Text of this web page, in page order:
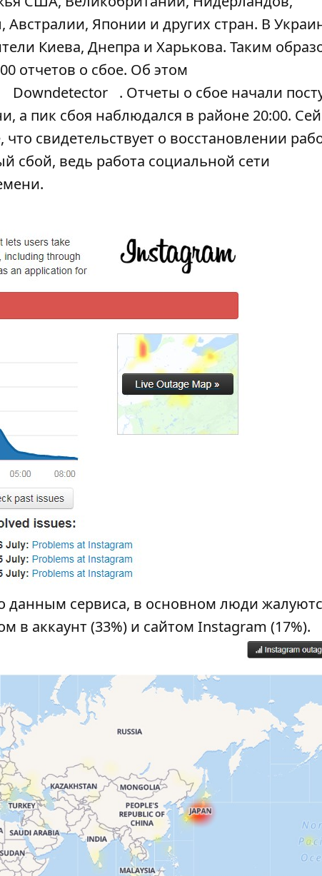
Японии и других стран. В
Киева, Днепра и Харькова. Таким
отчетов о сбое. Об этом
Downdetector
. Отчеты о сбое начали
а пик сбоя наблюдался в районе 20:00.
свидетельствует о восстановлении
сбой, ведь работа социальной сети
сервиса, в основном люди
в аккаунт (33%) и сайтом Instagram (17%).